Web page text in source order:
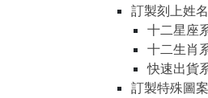
訂製刻上姓名
十二星座
十二生肖
快速出貨
訂製特殊圖案